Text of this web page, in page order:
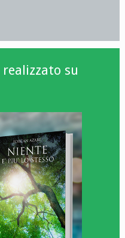
su